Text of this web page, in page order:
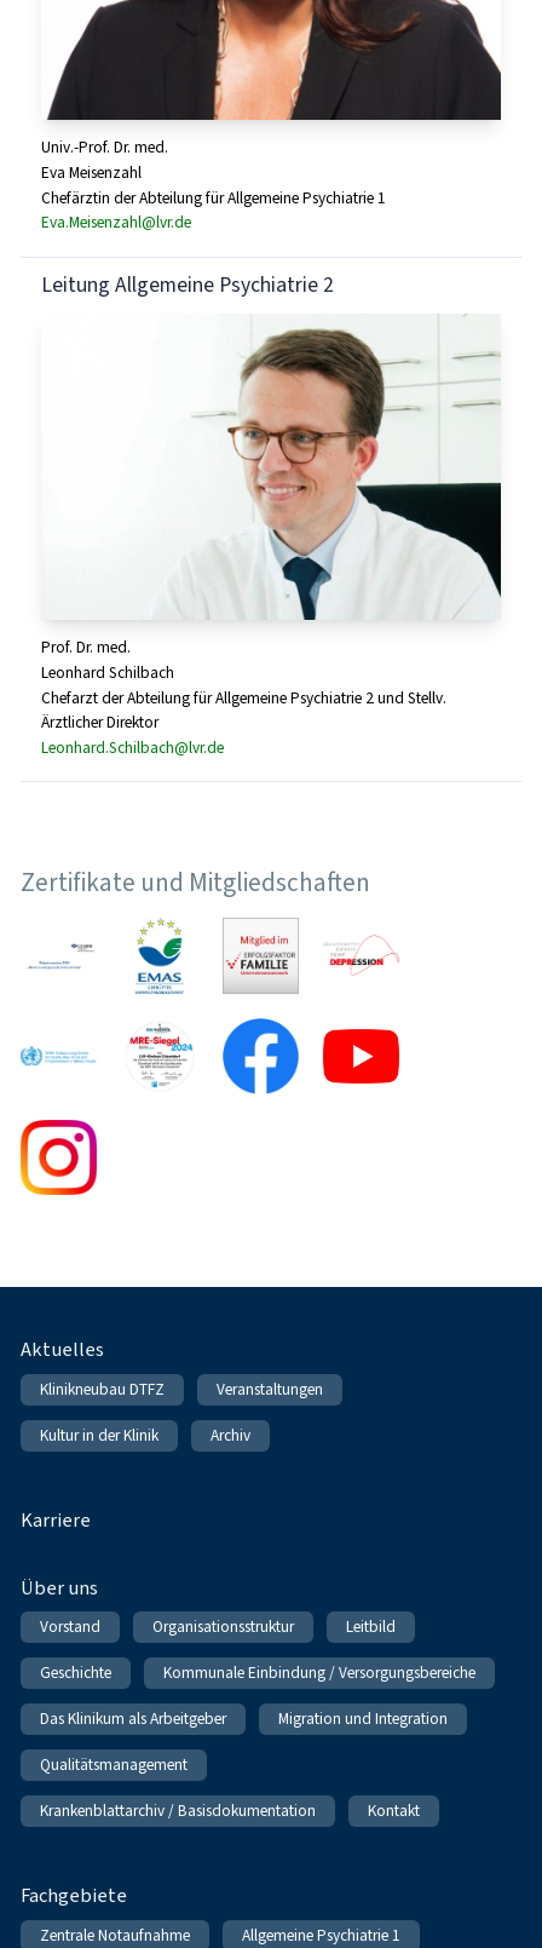
Univ.-Prof. Dr. med.
Eva Meisenzahl
Chefärztin der Abteilung für Allgemeine Psychiatrie 1
Eva.Meisenzahl@lvr.de
Leitung Allgemeine Psychiatrie 2
Prof. Dr. med.
Leonhard Schilbach
Chefarzt der Abteilung für Allgemeine Psychiatrie 2 und Stellv.
Ärztlicher Direktor
Leonhard.Schilbach@lvr.de
Zertifikate und Mitgliedschaften
Fußnavigation
Aktuelles
Klinikneubau DTFZ Veranstaltungen
Kultur in der Klinik Archiv
Karriere
Über uns
Vorstand Organisationsstruktur Leitbild
Geschichte Kommunale Einbindung / Versorgungsbereiche
Das Klinikum als Arbeitgeber Migration und Integration
Qualitätsmanagement
Krankenblattarchiv / Basisdokumentation Kontakt
Fachgebiete
Zentrale Notaufnahme Allgemeine Psychiatrie 1